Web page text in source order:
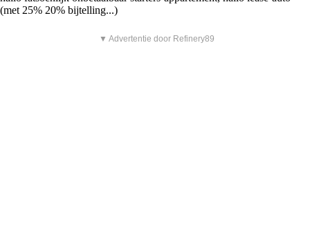
(met 25% 20% bijtelling...)
▼ Advertentie door Refinery89